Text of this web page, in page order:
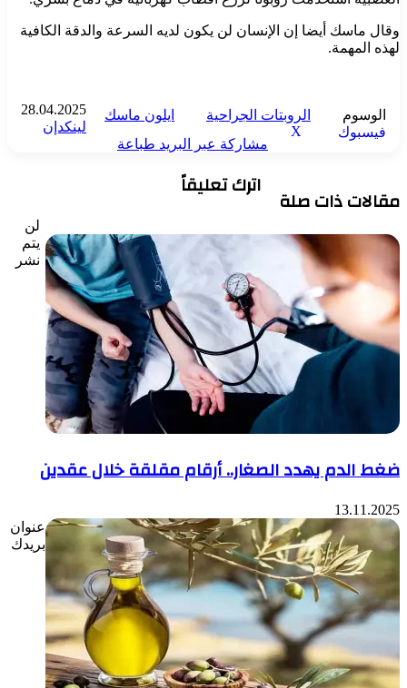
وقال ماسك أيضا إن الإنسان لن يكون لديه السرعة والدقة الكافية
لهذه المهمة.
الوسوم الروبتات الجراحية ايلون ماسك
28.04.2025
فيسبوك
‫X
لينكدإن
مشاركة عبر البريد طباعة
مقالات ذات صلة
ضغط الدم يهدد الصغار.. أرقام مقلقة خلال عقدين
13.11.2025
اترك تعليقاً
لن
يتم
نشر
عنوان
بريدك